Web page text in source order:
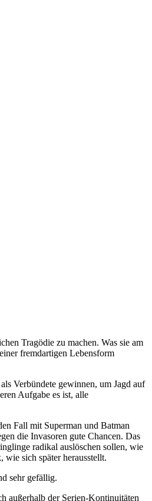
Tragödie zu machen. Was sie am
fremdartigen Lebensform
Verbündete gewinnen, um Jagd auf
Aufgabe es ist, alle
Fall mit Superman und Batman
die Invasoren gute Chancen. Das
radikal auslöschen sollen, wie
sich später herausstellt.
sehr gefällig.
außerhalb der Serien-Kontinuitäten